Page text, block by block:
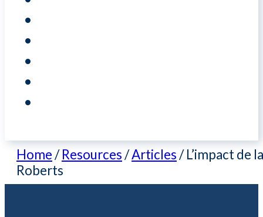
Home/Resources/Articles/L’impact de
Roberts